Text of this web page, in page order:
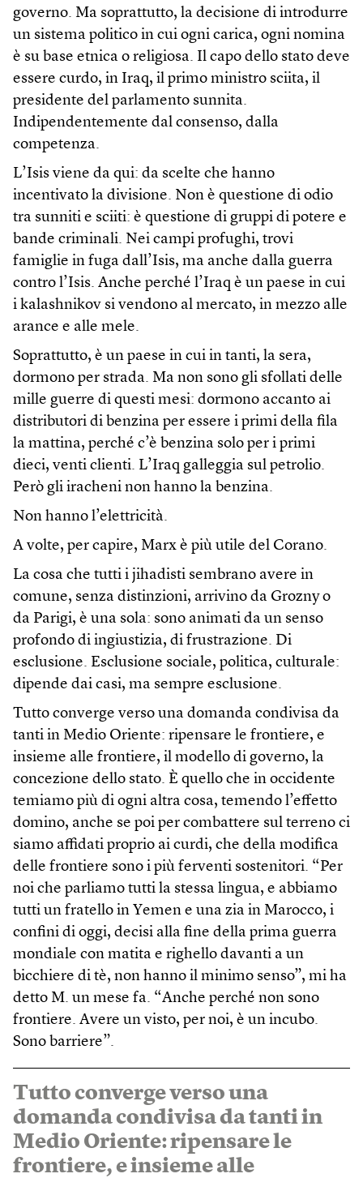
governo. Ma soprattutto, la decisione di introdurre
un sistema politico in cui ogni carica, ogni nomina
è su base etnica o religiosa. Il capo dello stato deve
essere curdo, in Iraq, il primo ministro sciita, il
presidente del parlamento sunnita.
Indipendentemente dal consenso, dalla
competenza.
L’Isis viene da qui: da scelte che hanno
incentivato la divisione. Non è questione di odio
tra sunniti e sciiti: è questione di gruppi di potere e
bande criminali. Nei campi profughi, trovi
famiglie in fuga dall’Isis, ma anche dalla guerra
contro l’Isis. Anche perché l’Iraq è un paese in cui
i kalashnikov si vendono al mercato, in mezzo alle
arance e alle mele.
Soprattutto, è un paese in cui in tanti, la sera,
dormono per strada. Ma non sono gli sfollati delle
mille guerre di questi mesi: dormono accanto ai
distributori di benzina per essere i primi della fila
la mattina, perché c’è benzina solo per i primi
dieci, venti clienti. L’Iraq galleggia sul petrolio.
Però gli iracheni non hanno la benzina.
Non hanno l’elettricità.
A volte, per capire, Marx è più utile del Corano.
La cosa che tutti i jihadisti sembrano avere in
comune, senza distinzioni, arrivino da Grozny o
da Parigi, è una sola: sono animati da un senso
profondo di ingiustizia, di frustrazione. Di
esclusione. Esclusione sociale, politica, culturale:
dipende dai casi, ma sempre esclusione.
Tutto converge verso una domanda condivisa da
tanti in Medio Oriente: ripensare le frontiere, e
insieme alle frontiere, il modello di governo, la
concezione dello stato. È quello che in occidente
temiamo più di ogni altra cosa, temendo l’effetto
domino, anche se poi per combattere sul terreno ci
siamo affidati proprio ai curdi, che della modifica
delle frontiere sono i più ferventi sostenitori. “Per
noi che parliamo tutti la stessa lingua, e abbiamo
tutti un fratello in Yemen e una zia in Marocco, i
confini di oggi, decisi alla fine della prima guerra
mondiale con matita e righello davanti a un
bicchiere di tè, non hanno il minimo senso”, mi ha
detto M. un mese fa. “Anche perché non sono
frontiere. Avere un visto, per noi, è un incubo.
Sono barriere”.
Tutto converge verso una
domanda condivisa da tanti in
Medio Oriente: ripensare le
frontiere, e insieme alle